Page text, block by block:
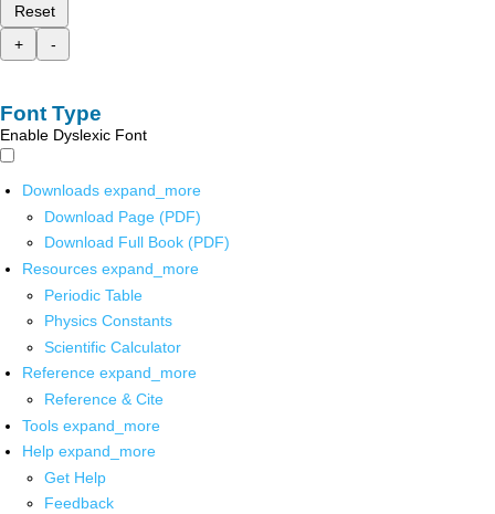
Reset
+
-
Font Type
Enable Dyslexic Font
Downloads expand_more
Download Page (PDF)
Download Full Book (PDF)
Resources expand_more
Periodic Table
Physics Constants
Scientific Calculator
Reference expand_more
Reference & Cite
Tools expand_more
Help expand_more
Get Help
Feedback